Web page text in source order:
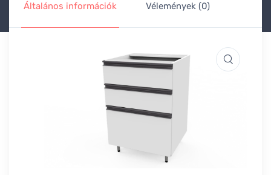
Általános információk Vélemények (0)